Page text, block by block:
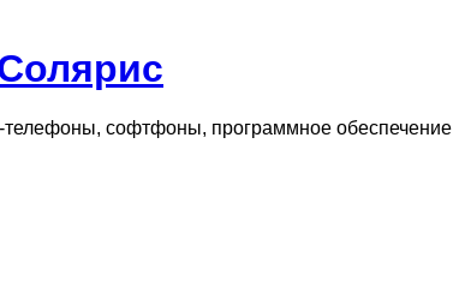
софтфоны, программное обеспечение